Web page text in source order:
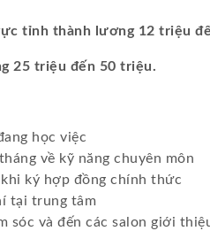
tỉnh thành lương 12 triệu
25 triệu đến 50 triệu.
học việc
về kỹ năng chuyên môn
ký hợp đồng chính thức
tại trung tâm
sóc và đến các salon giới